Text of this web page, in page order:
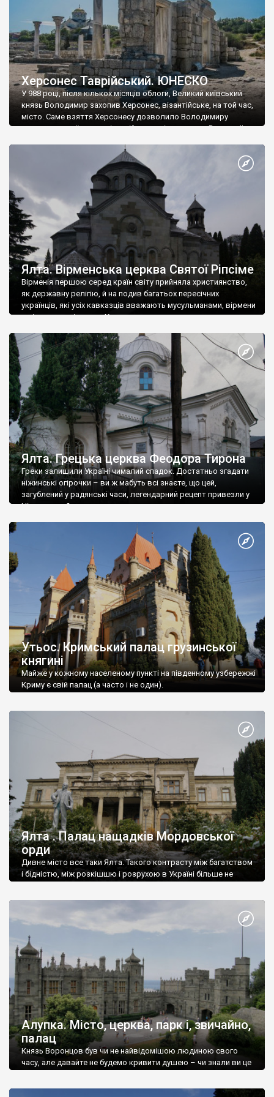
Херсонес Таврійський. ЮНЕСКО
У 988 році, після кількох місяців облоги, Великий київський
князь Володимир захопив Херсонес, візантійське, на той час,
місто. Саме взяття Херсонесу дозволило Володимиру
диктувати свої умови візантійському імператору Василю ІІ, та
Херсонесі Володимир-язичник, став Василем-християнином.
А потім було Хрещення Русі. На честь Херсонесу Таврійського
Ялта. Вірменська церква Святої Ріпсіме
Вірменія першою серед країн світу прийняла християнство,
як державну релігію, й на подив багатьох пересічних
українців, які усіх кавказців вважають мусульманами, вірмени
є відданими вірянами Христа
Ялта. Грецька церква Феодора Тирона
Греки залишили Україні чималий спадок. Достатньо згадати
ніжинські огірочки – ви ж мабуть всі знаєте, що цей,
загублений у радянські часи, легендарний рецепт привезли у
Ніжин греки?
Утьос. Кримський палац грузинської
княгині
Майже у кожному населеному пункті на південному узбережжі
Криму є свій палац (а часто і не один).
Ялта . Палац нащадків Мордовської
орди
Дивне місто все таки Ялта. Такого контрасту між багатством
і бідністю, між розкішшю і розрухою в Україні більше не
Алупка. Місто, церква, парк і, звичайно,
палац
Князь Воронцов був чи не найвідомішою людиною свого
часу, але давайте не будемо кривити душею – чи знали ви це